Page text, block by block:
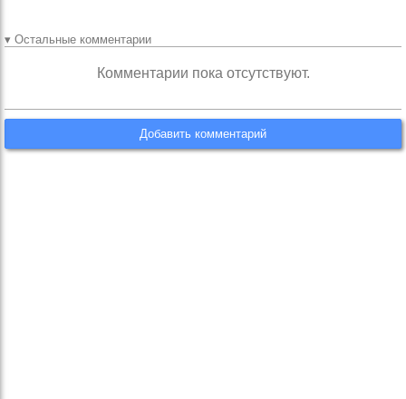
▾ Остальные комментарии
Комментарии пока отсутствуют.
Добавить комментарий